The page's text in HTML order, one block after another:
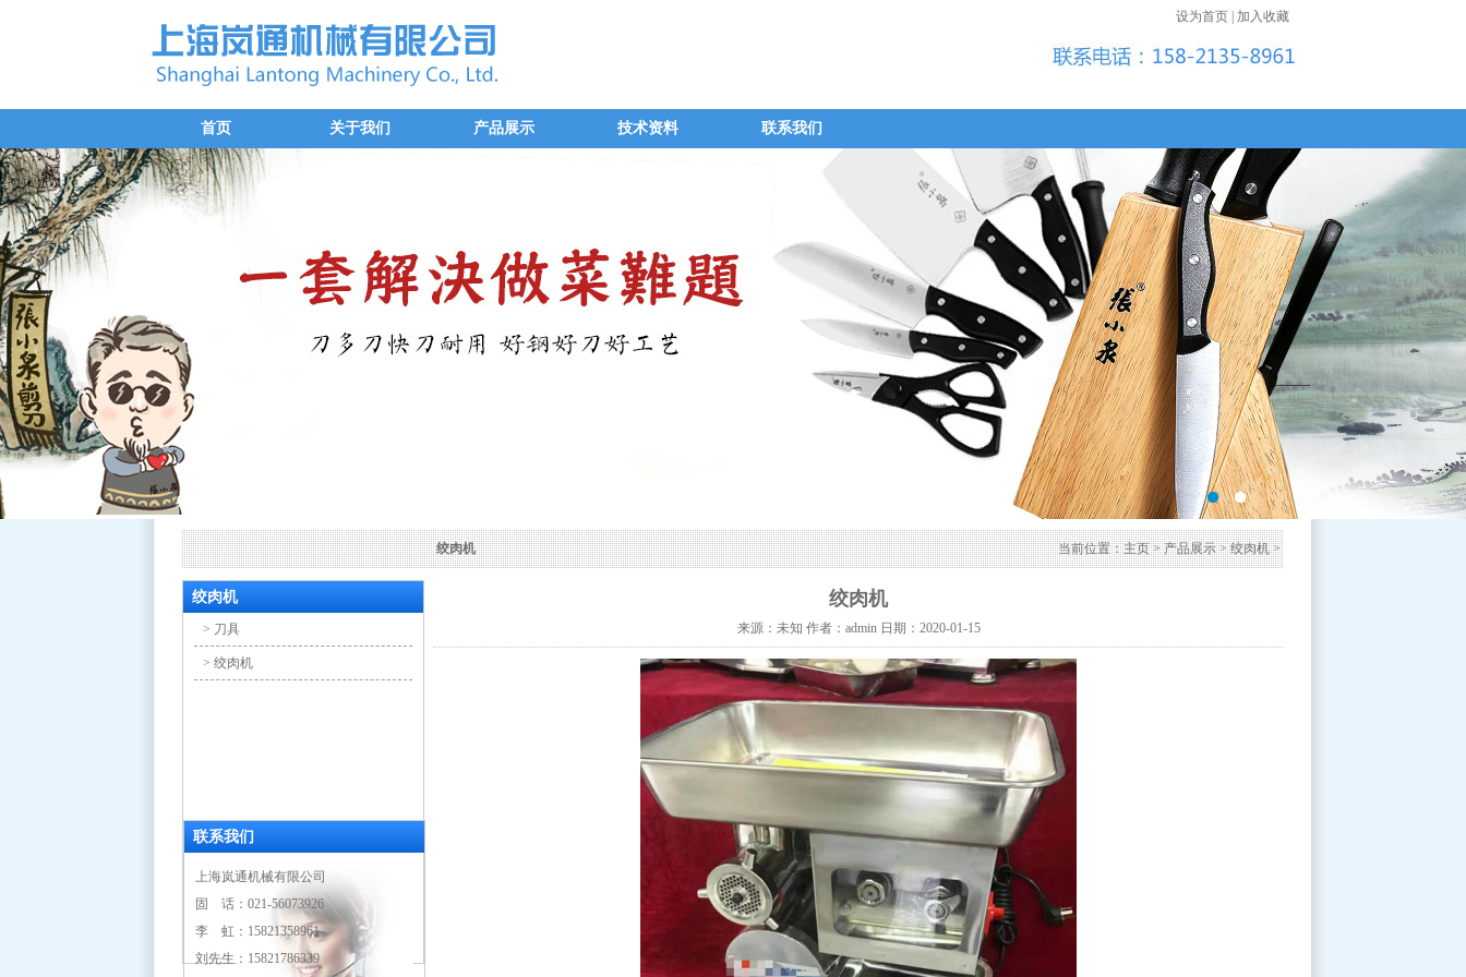
设为首页 加入收藏
首页 关于我们 产品展示 技术资料 联系我们
当前位置：主页>产品展示>绞肉机>
绞肉机
绞肉机
> 刀具
> 绞肉机
联系我们
上海岚通机械有限公司
固 话：021-56073926
李 虹：15821358961
刘先生：15821786339
绞肉机
来源：未知 作者：admin 日期：2020-01-15